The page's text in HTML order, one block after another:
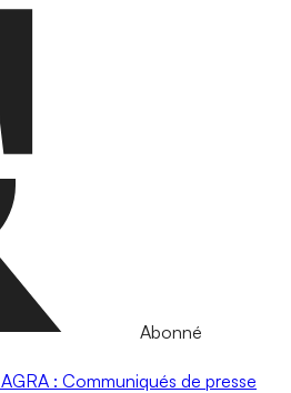
Abonné
AGRA : Communiqués de presse